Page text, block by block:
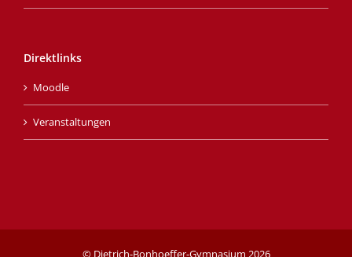
Direktlinks
Moodle
Veranstaltungen
© Dietrich-Bonhoeffer-Gymnasium 2026